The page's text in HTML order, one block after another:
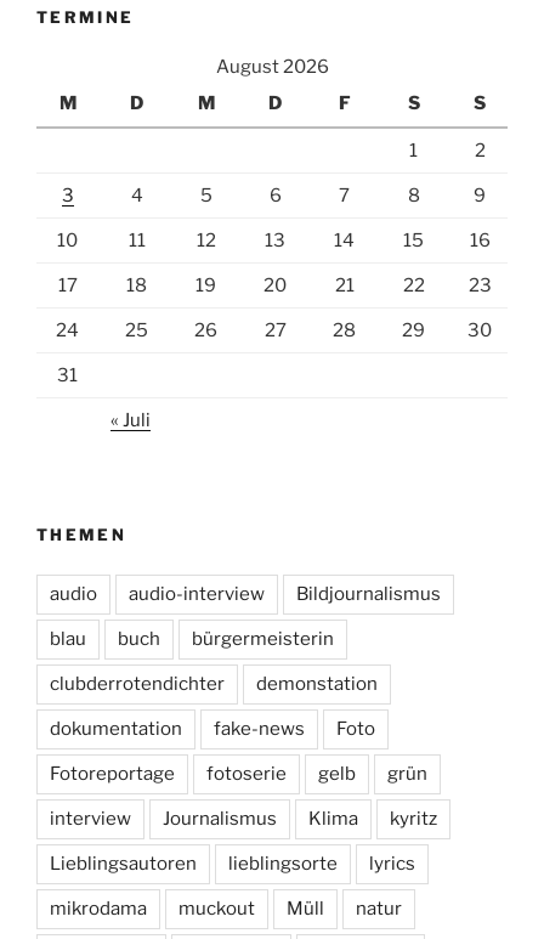
TERMINE
August 2026
M
D M D F S S
1 2
3 4 5 6 7 8 9
10 11 12 13 14 15 16
17 18 19 20 21 22 23
24 25 26 27 28 29 30
31
« Juli
THEMEN
audio audio-interview Bildjournalismus
blau buch bürgermeisterin
clubderrotendichter demonstation
dokumentation fake-news Foto
Fotoreportage fotoserie gelb grün
interview Journalismus Klima kyritz
Lieblingsautoren lieblingsorte lyrics
mikrodama muckout Müll natur